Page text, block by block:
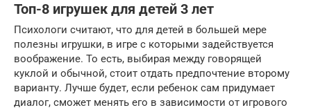
Топ-8 игрушек для детей 3 лет
Психологи считают, что для детей в большей мере
полезны игрушки, в игре с которыми задействуется
воображение. То есть, выбирая между говорящей
куклой и обычной, стоит отдать предпочтение второму
варианту. Лучше будет, если ребенок сам придумает
диалог, сможет менять его в зависимости от игрового